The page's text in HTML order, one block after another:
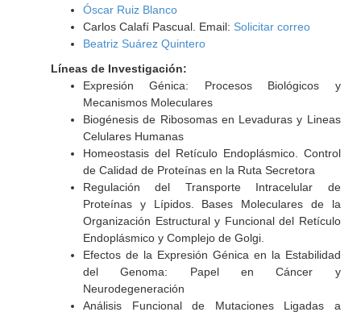
Óscar Ruiz Blanco
Carlos Calafí Pascual. Email: Solicitar correo
Beatriz Suárez Quintero
Líneas de Investigación:
Expresión Génica: Procesos Biológicos y
Mecanismos Moleculares
Biogénesis de Ribosomas en Levaduras y Lineas
Celulares Humanas
Homeostasis del Retículo Endoplásmico. Control
de Calidad de Proteínas en la Ruta Secretora
Regulación del Transporte Intracelular de
Proteínas y Lípidos. Bases Moleculares de la
Organización Estructural y Funcional del Retículo
Endoplásmico y Complejo de Golgi.
Efectos de la Expresión Génica en la Estabilidad
del Genoma: Papel en Cáncer y
Neurodegeneración
Análisis Funcional de Mutaciones Ligadas a